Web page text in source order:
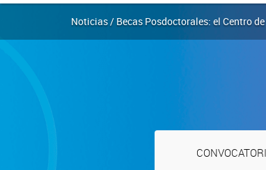
Noticias / Becas Posdoctorales: el Centro